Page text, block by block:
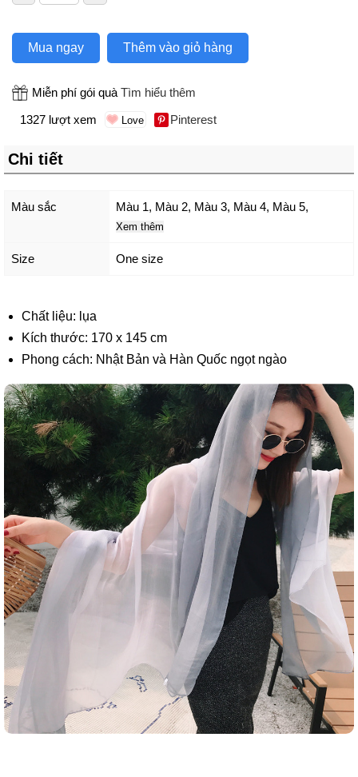
Mua ngay Thêm vào giỏ hàng
Miễn phí gói quà Tìm hiểu thêm
1327 lượt xem
Pinterest
Chi tiết
Màu sắc Màu 1, Màu 2, Màu 3, Màu 4, Màu 5,
Xem thêm
Size One size
Chất liệu: lụa
Kích thước: 170 x 145 cm
Phong cách: Nhật Bản và Hàn Quốc ngọt ngào